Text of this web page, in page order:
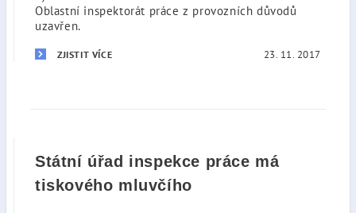
Oblastní inspektorát práce z provozních důvodů
uzavřen.
ZJISTIT VÍCE 23. 11. 2017
Státní úřad inspekce práce má
tiskového mluvčího